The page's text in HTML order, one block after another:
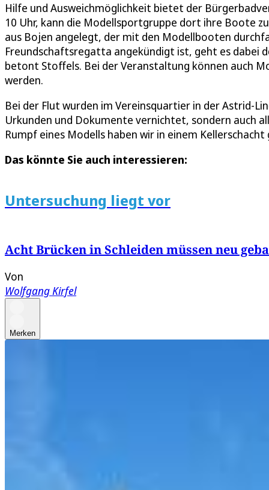
Hilfe und Ausweichmöglichkeit bietet der
10 Uhr, kann die Modellsportgruppe dort ihre Boote
aus Bojen angelegt, der mit den Modellbooten
Freundschaftsregatta angekündigt ist, geht es dabei
betont Stoffels. Bei der Veranstaltung können auch
werden.
Bei der Flut wurden im Vereinsquartier in der Astrid-
Urkunden und Dokumente vernichtet, sondern auch
Rumpf eines Modells haben wir in einem
Das könnte Sie auch interessieren:
Untersuchung liegt vor
Acht Brücken in Schleiden müssen neu
Von
Wolfgang Kirfel
Merken